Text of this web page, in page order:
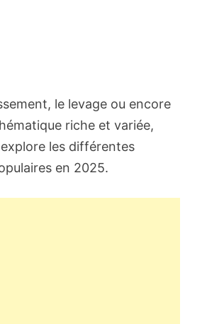
le levage ou encore
riche et variée,
les différentes
en 2025.